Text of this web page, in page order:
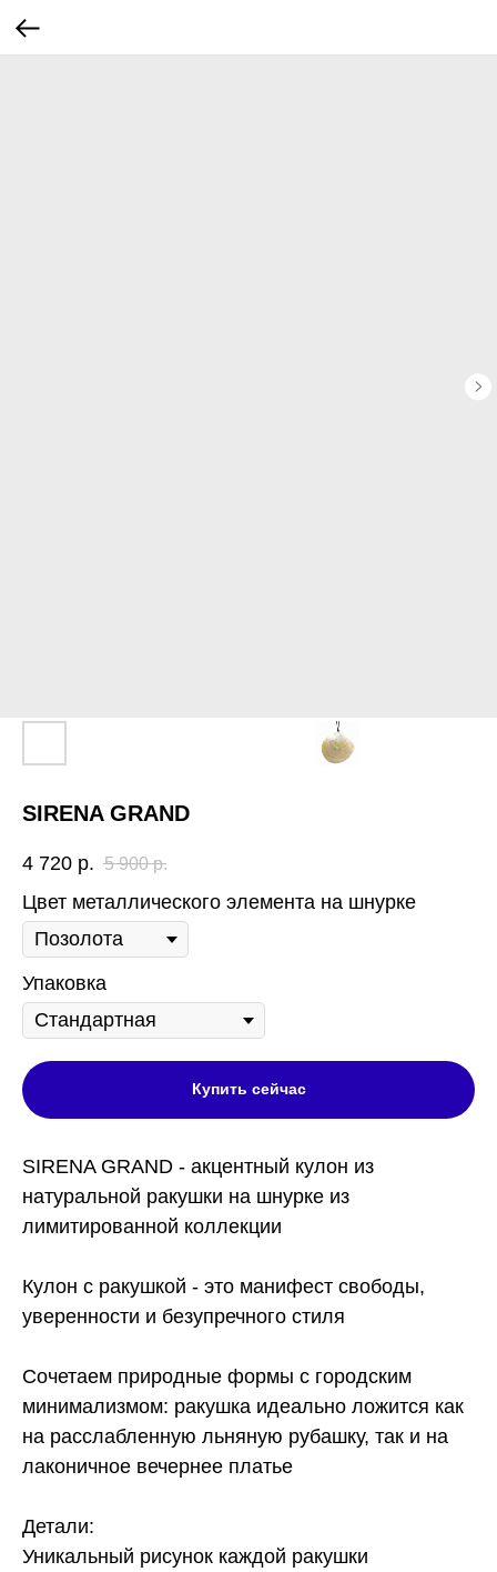
SIRENA GRAND
4 720 р. 5 900 р.
Цвет металлического элемента на шнурке
Упаковка
Купить сейчас
SIRENA GRAND - акцентный кулон из
натуральной ракушки на шнурке из
лимитированной коллекции
Кулон с ракушкой - это манифест свободы,
уверенности и безупречного стиля
Сочетаем природные формы с городским
минимализмом: ракушка идеально ложится как
на расслабленную льняную рубашку, так и на
лаконичное вечернее платье
Детали:
Уникальный рисунок каждой ракушки